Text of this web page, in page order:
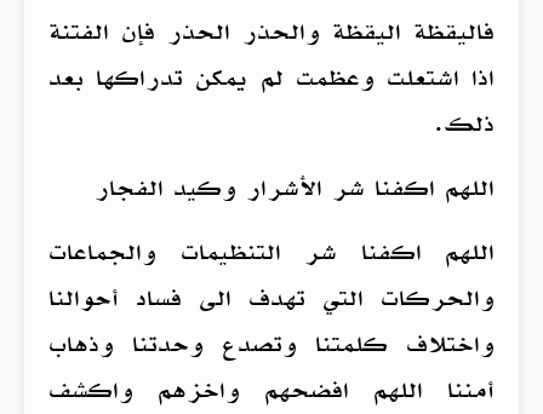
فاليقظة اليقظة والحذر الحذر فإن الفتنة
اذا اشتعلت وعظمت لم يمكن تدراكها بعد
ذلك.
اللهم اكفنا شر الأشرار وكيد الفجار
اللهم اكفنا شر التنظيمات والجماعات
والحركات التي تهدف الى فساد أحوالنا
واختلاف كلمتنا وتصدع وحدتنا وذهاب
أمننا اللهم افضحهم واخزهم واكشف